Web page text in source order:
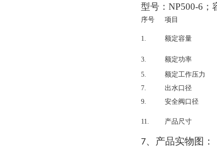
型号 ：NP500-6；
序号 项目
1. 额定容量
3. 额定功率
5.
额定工作压力
7.
出水口径
9.
安全阀口径
11. 产品尺寸
7、 产品实物图 ：